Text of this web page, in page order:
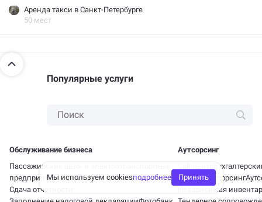
Аренда такси в Санкт-Петербурге
50 мест
Популярные услуги
Обслуживание бизнеса
Пассажирские авто- и электротранспортные
предприятия
Сдача отчетности
Аутсорсинг
Бизнес-аутсорсинг
Независимая
Мы используем cookiesподробнее Принять